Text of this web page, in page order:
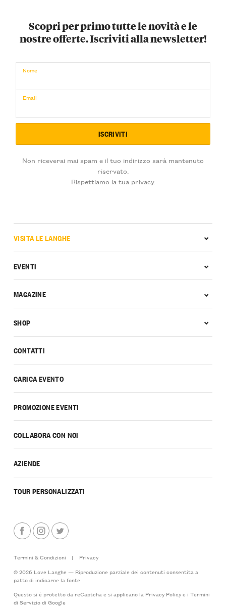
Scopri per primo tutte le novità e le
nostre offerte. Iscriviti alla newsletter!
Nome
Email
Non riceverai mai spam e il tuo indirizzo sarà mantenuto
riservato.
Rispettiamo la tua privacy.
CONTATTI
CARICA EVENTO
PROMOZIONE EVENTI
COLLABORA CON NOI
AZIENDE
TOUR PERSONALIZZATI
VISITA LE LANGHE
EVENTI
MAGAZINE
SHOP
Termini & Condizioni |
Privacy
© 2026 Love Langhe — Riproduzione parziale dei contenuti consentita a
patto di indicarne la fonte
Questo si è protetto da reCaptcha e si applicano la Privacy Policye i Termini
di Serviziodi Google